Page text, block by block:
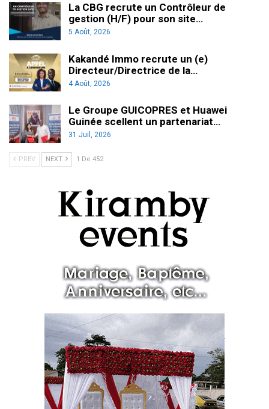
La CBG recrute un Contrôleur de
gestion (H/F) pour son site…
5 Août, 2026
Kakandé Immo recrute un (e)
Directeur/Directrice de la…
4 Août, 2026
Le Groupe GUICOPRES et Huawei
Guinée scellent un partenariat…
31 Juil, 2026
PREV NEXT 1 De 452